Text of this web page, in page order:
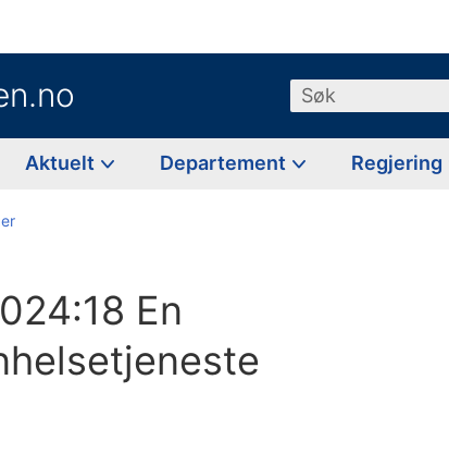
Søk
Aktuelt Departement Regjering
En